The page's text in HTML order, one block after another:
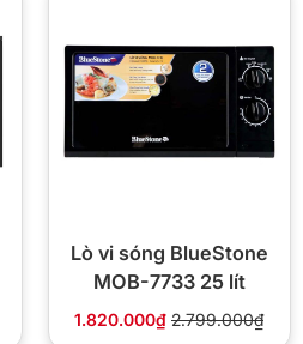
Lò vi sóng BlueStone
MOB-7733 25 lít
1.820.000₫ 2.799.000₫